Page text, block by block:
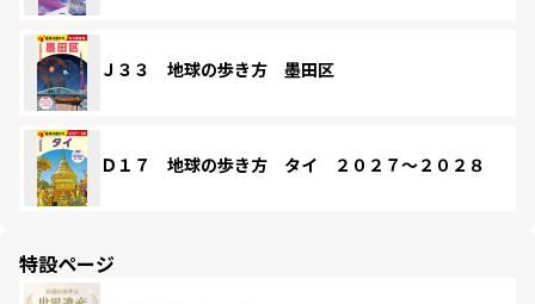
Ｊ３３ 地球の歩き方 墨田区
Ｄ１７ 地球の歩き方 タイ ２０２７～２０２８
特設ページ